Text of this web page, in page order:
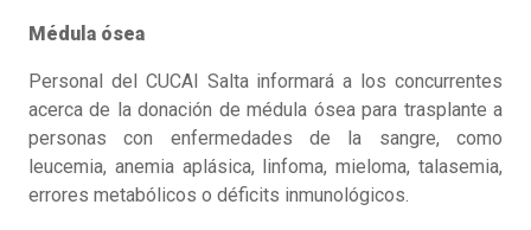
Médula ósea
Personal del CUCAI Salta informará a los concurrentes
acerca de la donación de médula ósea para trasplante a
personas con enfermedades de la sangre, como
leucemia, anemia aplásica, linfoma, mieloma, talasemia,
errores metabólicos o déficits inmunológicos.